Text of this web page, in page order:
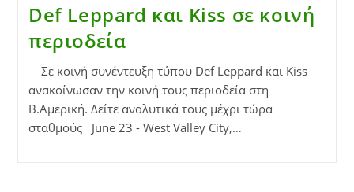
Def Leppard και Kiss σε κοινή
περιοδεία
Σε κοινή συνέντευξη τύπου Def Leppard και Kiss
ανακοίνωσαν την κοινή τους περιοδεία στη
Β.Αμερική. Δείτε αναλυτικά τους μέχρι τώρα
σταθμούς June 23 - West Valley City,…